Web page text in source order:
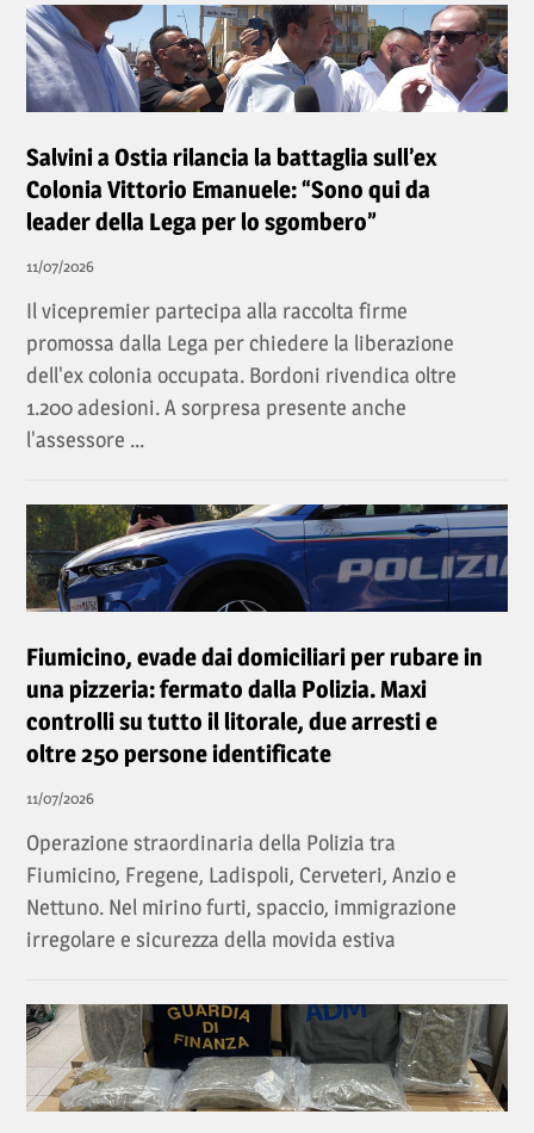
Salvini a Ostia rilancia la battaglia sull’ex
Colonia Vittorio Emanuele: “Sono qui da
leader della Lega per lo sgombero”
11/07/2026
Il vicepremier partecipa alla raccolta firme
promossa dalla Lega per chiedere la liberazione
dell'ex colonia occupata. Bordoni rivendica oltre
1.200 adesioni. A sorpresa presente anche
l'assessore ...
Fiumicino, evade dai domiciliari per rubare in
una pizzeria: fermato dalla Polizia. Maxi
controlli su tutto il litorale, due arresti e
oltre 250 persone identificate
11/07/2026
Operazione straordinaria della Polizia tra
Fiumicino, Fregene, Ladispoli, Cerveteri, Anzio e
Nettuno. Nel mirino furti, spaccio, immigrazione
irregolare e sicurezza della movida estiva